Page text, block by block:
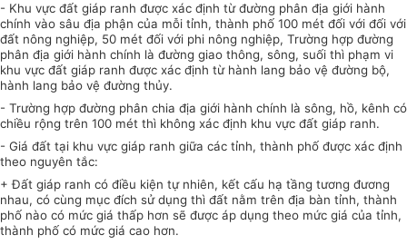
- Khu vực đất giáp ranh được xác định từ đường phân địa giới hành
chính vào sâu địa phận của mỗi tỉnh, thành phố 100 mét đối với đối với
đất nông nghiệp, 50 mét đối với phi nông nghiệp, Trường hợp đường
phân địa giới hành chính là đường giao thông, sông, suối thì phạm vi
khu vực đất giáp ranh được xác định từ hành lang bảo vệ đường bộ,
hành lang bảo vệ đường thủy.
- Trường hợp đường phân chia địa giới hành chính là sông, hồ, kênh có
chiều rộng trên 100 mét thì không xác định khu vực đất giáp ranh.
- Giá đất tại khu vực giáp ranh giữa các tỉnh, thành phố được xác định
theo nguyên tắc:
+ Đất giáp ranh có điều kiện tự nhiên, kết cấu hạ tầng tương đương
nhau, có cùng mục đích sử dụng thì đất nằm trên địa bàn tỉnh, thành
phố nào có mức giá thấp hơn sẽ được áp dụng theo mức giá của tỉnh,
thành phố có mức giá cao hơn.